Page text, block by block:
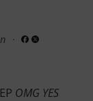
·
OMG YES